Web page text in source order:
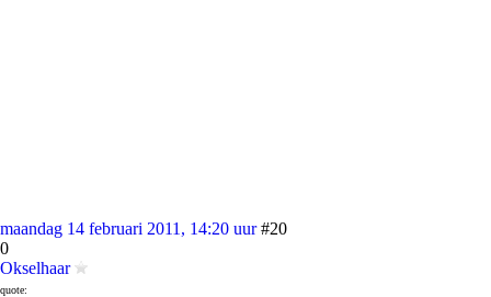
maandag 14 februari 2011, 14:20 uur #20
0
Okselhaar
quote: